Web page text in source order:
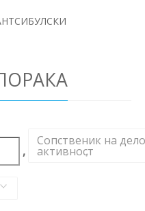
,
Сопственик на
активност
,